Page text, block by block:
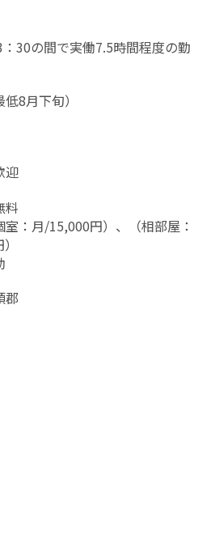
30の間で実働7.5時間程度の勤
8月下旬）
迎
料
室：月/15,000円）、（相部屋：
郡